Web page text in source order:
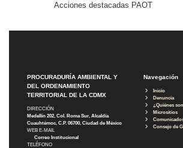
Acciones destacadas PAOT
PROCURADURÍA AMBIENTAL Y
DEL ORDENAMIENTO
TERRITORIAL DE LA CDMX
DIRECCIÓN
Medellín 202, Col. Roma Sur, Alcaldía
Cuauhtémoc, C.P. 06700, Ciudad de México
WEB E-MAIL
Correo Institucional
TELÉFONO
Navegación
Inicio
Denuncia
¿Quiénes
Micrositios
Consejo de